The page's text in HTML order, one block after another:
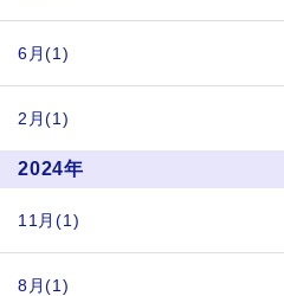
6月(1)
2月(1)
2024年
11月(1)
8月(1)